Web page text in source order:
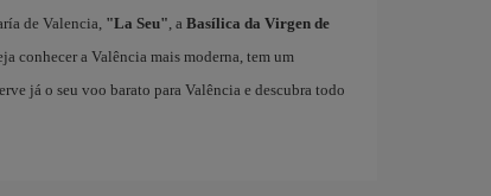
de Valencia, "La Seu", a Basílica da Virgen de
conhecer a Valência mais moderna, tem um
já o seu voo barato para Valência e descubra todo